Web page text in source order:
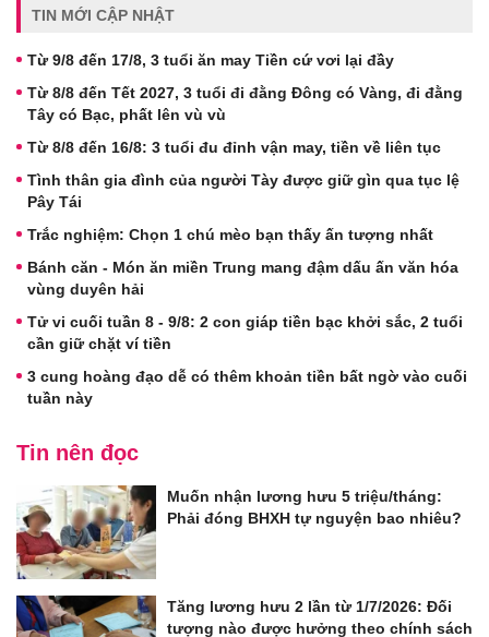
TIN MỚI CẬP NHẬT
Từ 9/8 đến 17/8, 3 tuổi ăn may Tiền cứ vơi lại đầy
Từ 8/8 đến Tết 2027, 3 tuổi đi đằng Đông có Vàng, đi đằng
Tây có Bạc, phất lên vù vù
Từ 8/8 đến 16/8: 3 tuổi đu đỉnh vận may, tiền về liên tục
Tình thân gia đình của người Tày được giữ gìn qua tục lệ
Pây Tái
Trắc nghiệm: Chọn 1 chú mèo bạn thấy ấn tượng nhất
Bánh căn - Món ăn miền Trung mang đậm dấu ấn văn hóa
vùng duyên hải
Tử vi cuối tuần 8 - 9/8: 2 con giáp tiền bạc khởi sắc, 2 tuổi
cần giữ chặt ví tiền
3 cung hoàng đạo dễ có thêm khoản tiền bất ngờ vào cuối
tuần này
Tin nên đọc
Muốn nhận lương hưu 5 triệu/tháng:
Phải đóng BHXH tự nguyện bao nhiêu?
Tăng lương hưu 2 lần từ 1/7/2026: Đối
tượng nào được hưởng theo chính sách